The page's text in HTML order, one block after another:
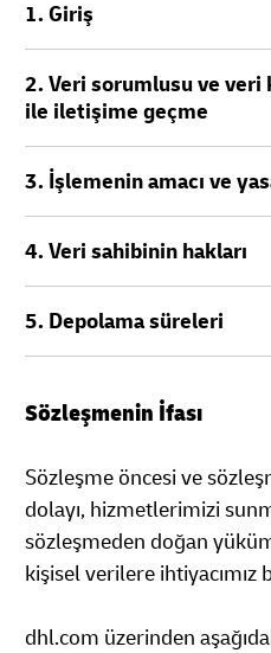
1. Giriş
2. Veri sorumlusu ve
ile iletişime geçme
3. İşlemenin amacı ve
4. Veri sahibinin hakları
5. Depolama süreleri
Sözleşmenin İfası
Sözleşme öncesi ve
dolayı, hizmetlerimizi
sözleşmeden doğan
kişisel verilere ihtiyacımız
dhl.com üzerinden